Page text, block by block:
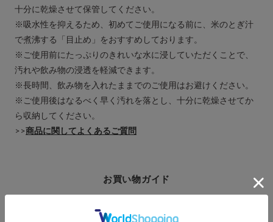
十分に乾燥させて保管してください。
※吸水性を抑えるため、初めてご使用になる前に、米のとぎ汁
で煮沸する「目止め」をおすすめしております。
※ご使用前にたっぷりのきれいな水に浸していただくことで、
汚れや飲み物の浸透を軽減できます。
※長時間、飲み物を入れたままでのご使用はお避けください。
※ご使用後はなるべく早く汚れを落とし、十分に乾燥させてか
ら収納してください。
>>商品に関してよくあるご質問
お買い物ガイド
m.m.d.について